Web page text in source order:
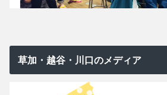
草加・越谷・川口のメディア